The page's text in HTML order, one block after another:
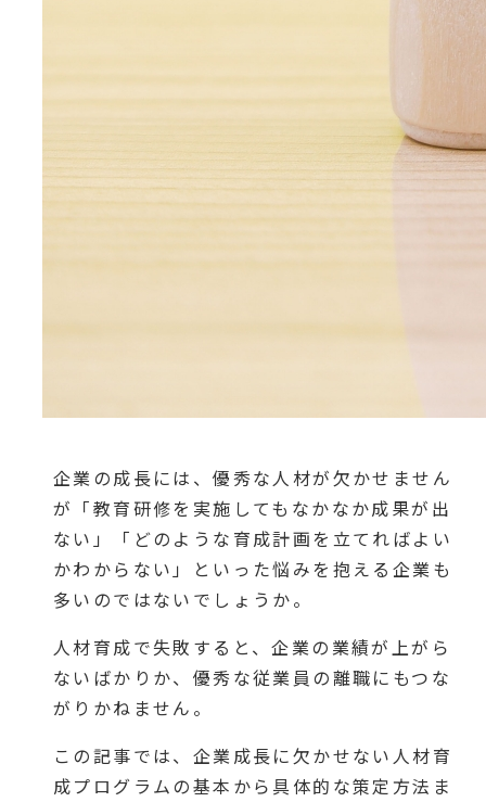
企業の成長には、優秀な人材が欠かせません
が「教育研修を実施してもなかなか成果が出
ない」「どのような育成計画を立てればよい
かわからない」といった悩みを抱える企業も
多いのではないでしょうか。
人材育成で失敗すると、企業の業績が上がら
ないばかりか、優秀な従業員の離職にもつな
がりかねません。
この記事では、企業成長に欠かせない人材育
成プログラムの基本から具体的な策定方法ま